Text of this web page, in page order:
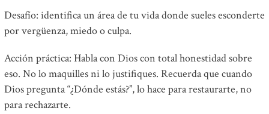
Desafío: identifica un área de tu vida donde sueles esconderte
por vergüenza, miedo o culpa.
Acción práctica: Habla con Dios con total honestidad sobre
eso. No lo maquilles ni lo justifiques. Recuerda que cuando
Dios pregunta “¿Dónde estás?”, lo hace para restaurarte, no
para rechazarte.